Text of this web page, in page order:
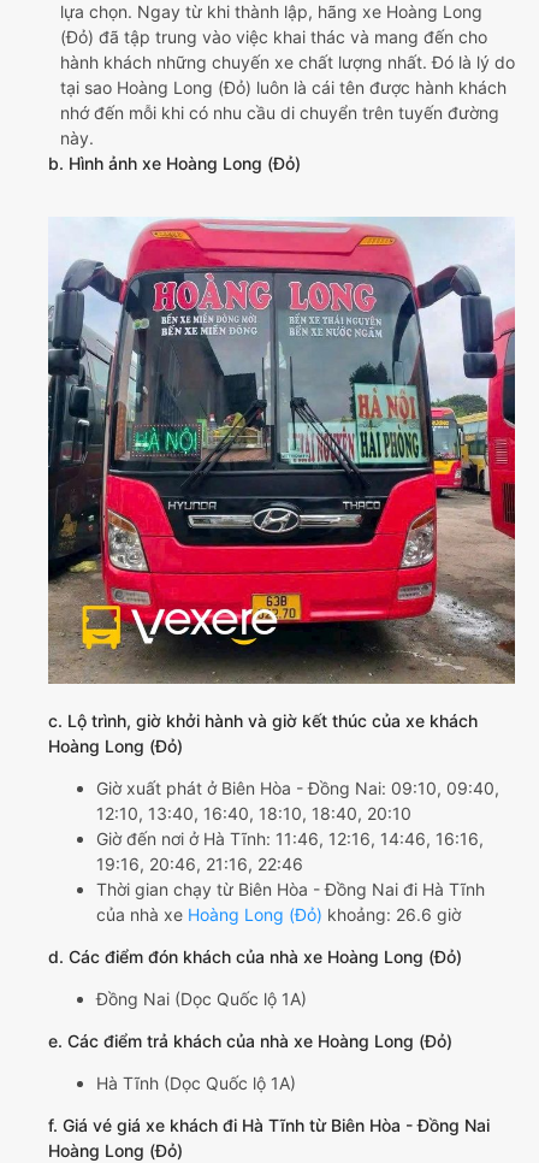
lựa chọn. Ngay từ khi thành lập, hãng xe Hoàng Long
(Đỏ) đã tập trung vào việc khai thác và mang đến cho
hành khách những chuyến xe chất lượng nhất. Đó là lý do
tại sao Hoàng Long (Đỏ) luôn là cái tên được hành khách
nhớ đến mỗi khi có nhu cầu di chuyển trên tuyến đường
này.
b. Hình ảnh xe Hoàng Long (Đỏ)
c. Lộ trình, giờ khởi hành và giờ kết thúc của xe khách
Hoàng Long (Đỏ)
Giờ xuất phát ở Biên Hòa - Đồng Nai: 09:10, 09:40,
12:10, 13:40, 16:40, 18:10, 18:40, 20:10
Giờ đến nơi ở Hà Tĩnh: 11:46, 12:16, 14:46, 16:16,
19:16, 20:46, 21:16, 22:46
Thời gian chạy từ Biên Hòa - Đồng Nai đi Hà Tĩnh
của nhà xe Hoàng Long (Đỏ) khoảng: 26.6 giờ
d. Các điểm đón khách của nhà xe Hoàng Long (Đỏ)
Đồng Nai (Dọc Quốc lộ 1A)
e. Các điểm trả khách của nhà xe Hoàng Long (Đỏ)
Hà Tĩnh (Dọc Quốc lộ 1A)
f. Giá vé giá xe khách đi Hà Tĩnh từ Biên Hòa - Đồng Nai
Hoàng Long (Đỏ)